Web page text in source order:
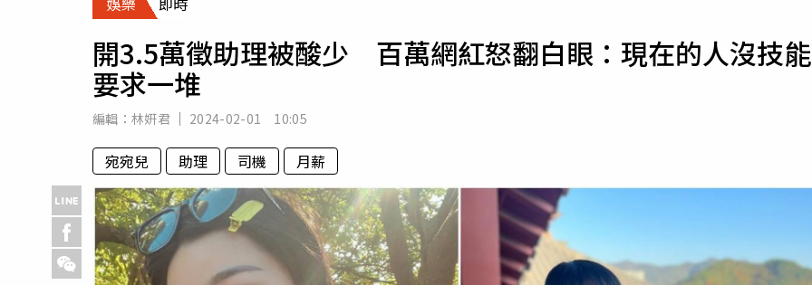
專欄
運勢
開3.5萬徵助理被酸少 百萬網紅怒翻白眼：現在的人沒技能
要求一堆
編輯： 林姸君 2024-02-01 10:05
宛宛兒 助理 司機 月薪